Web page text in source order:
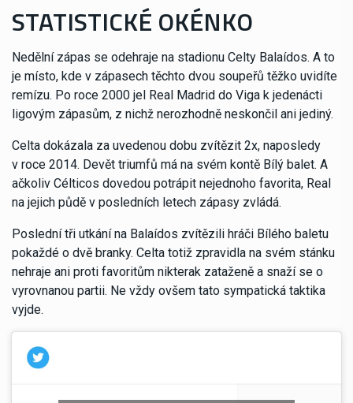
STATISTICKÉ OKÉNKO
Nedělní zápas se odehraje na stadionu Celty Balaídos. A to
je místo, kde v zápasech těchto dvou soupeřů těžko uvidíte
remízu. Po roce 2000 jel Real Madrid do Viga k jedenácti
ligovým zápasům, z nichž nerozhodně neskončil ani jediný.
Celta dokázala za uvedenou dobu zvítězit 2x, naposledy
v roce 2014. Devět triumfů má na svém kontě Bílý balet. A
ačkoliv Célticos dovedou potrápit nejednoho favorita, Real
na jejich půdě v posledních letech zápasy zvládá.
Poslední tři utkání na Balaídos zvítězili hráči Bílého baletu
pokaždé o dvě branky. Celta totiž zpravidla na svém stánku
nehraje ani proti favoritům nikterak zataženě a snaží se o
vyrovnanou partii. Ne vždy ovšem tato sympatická taktika
vyjde.